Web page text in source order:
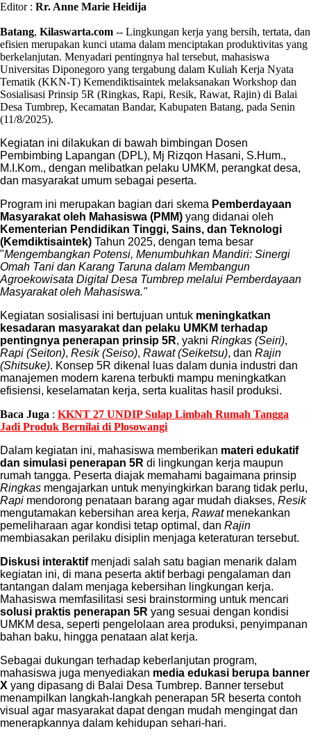
Editor : Rr. Anne Marie Heidija
Batang, Kilaswarta.com -- Lingkungan kerja yang bersih, tertata, dan
efisien merupakan kunci utama dalam menciptakan produktivitas yang
berkelanjutan. Menyadari pentingnya hal tersebut, mahasiswa
Universitas Diponegoro yang tergabung dalam Kuliah Kerja Nyata
Tematik (KKN-T) Kemendiktisaintek melaksanakan Workshop dan
Sosialisasi Prinsip 5R (Ringkas, Rapi, Resik, Rawat, Rajin) di Balai
Desa Tumbrep, Kecamatan Bandar, Kabupaten Batang, pada Senin
(11/8/2025).
Kegiatan ini dilakukan di bawah bimbingan Dosen
Pembimbing Lapangan (DPL), Mj Rizqon Hasani, S.Hum.,
M.I.Kom., dengan melibatkan pelaku UMKM, perangkat desa,
dan masyarakat umum sebagai peserta.
Program ini merupakan bagian dari skema Pemberdayaan
Masyarakat oleh Mahasiswa (PMM) yang didanai oleh
Kementerian Pendidikan Tinggi, Sains, dan Teknologi
(Kemdiktisaintek) Tahun 2025, dengan tema besar
"Mengembangkan Potensi, Menumbuhkan Mandiri: Sinergi
Omah Tani dan Karang Taruna dalam Membangun
Agroekowisata Digital Desa Tumbrep melalui Pemberdayaan
Masyarakat oleh Mahasiswa."
Kegiatan sosialisasi ini bertujuan untuk meningkatkan
kesadaran masyarakat dan pelaku UMKM terhadap
pentingnya penerapan prinsip 5R, yakni Ringkas (Seiri),
Rapi (Seiton), Resik (Seiso), Rawat (Seiketsu), dan Rajin
(Shitsuke). Konsep 5R dikenal luas dalam dunia industri dan
manajemen modern karena terbukti mampu meningkatkan
efisiensi, keselamatan kerja, serta kualitas hasil produksi.
Baca Juga : KKNT 27 UNDIP Sulap Limbah Rumah Tangga
Jadi Produk Bernilai di Plosowangi
Dalam kegiatan ini, mahasiswa memberikan materi edukatif
dan simulasi penerapan 5R di lingkungan kerja maupun
rumah tangga. Peserta diajak memahami bagaimana prinsip
Ringkas mengajarkan untuk menyingkirkan barang tidak perlu,
Rapi mendorong penataan barang agar mudah diakses, Resik
mengutamakan kebersihan area kerja, Rawatmenekankan
pemeliharaan agar kondisi tetap optimal, dan Rajin
membiasakan perilaku disiplin menjaga keteraturan tersebut.
Diskusi interaktifmenjadi salah satu bagian menarik dalam
kegiatan ini, di mana peserta aktif berbagi pengalaman dan
tantangan dalam menjaga kebersihan lingkungan kerja.
Mahasiswa memfasilitasi sesi brainstorming untuk mencari
solusi praktis penerapan 5R yang sesuai dengan kondisi
UMKM desa, seperti pengelolaan area produksi, penyimpanan
bahan baku, hingga penataan alat kerja.
Sebagai dukungan terhadap keberlanjutan program,
mahasiswa juga menyediakan media edukasi berupa banner
X yang dipasang di Balai Desa Tumbrep. Banner tersebut
menampilkan langkah-langkah penerapan 5R beserta contoh
visual agar masyarakat dapat dengan mudah mengingat dan
menerapkannya dalam kehidupan sehari-hari.